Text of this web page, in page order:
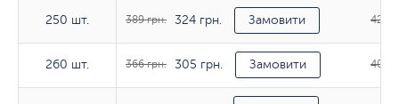
250 шт.
260 шт.
250 шт. 389 грн. 324 грн. Замовити 428
260 шт. 366 грн. 305 грн. Замовити 402